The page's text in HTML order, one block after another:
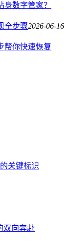
数字管家？
全步骤2026-06-16
帮你快速恢复
关键标识
双向奔赴